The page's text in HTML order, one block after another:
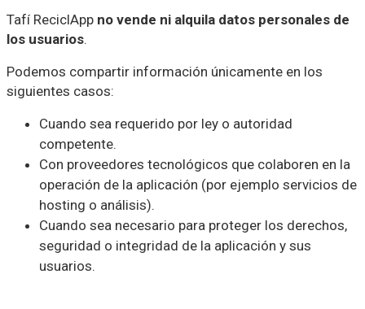
Tafí ReciclApp no vende ni alquila datos personales de
los usuarios.
Podemos compartir información únicamente en los
siguientes casos:
Cuando sea requerido por ley o autoridad
competente.
Con proveedores tecnológicos que colaboren en la
operación de la aplicación (por ejemplo servicios de
hosting o análisis).
Cuando sea necesario para proteger los derechos,
seguridad o integridad de la aplicación y sus
usuarios.